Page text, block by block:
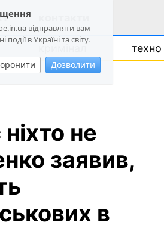
відправляти вам
в Україні та світу.
Дозволити
кримінал техно
не
заявив,
в